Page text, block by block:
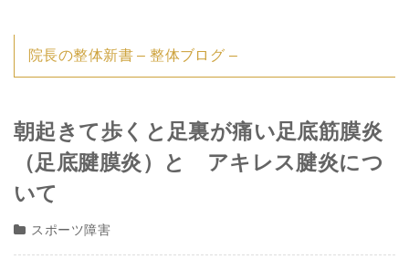
院長の整体新書 – 整体ブログ –
朝起きて歩くと足裏が痛い足底筋膜炎
（足底腱膜炎）と アキレス腱炎につ
いて
スポーツ障害